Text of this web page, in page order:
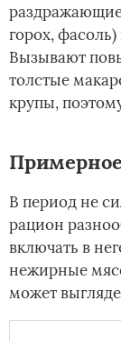
горох,
Вызывают
толстые
крупы,
В период не
рацион
включать в
нежирные
может